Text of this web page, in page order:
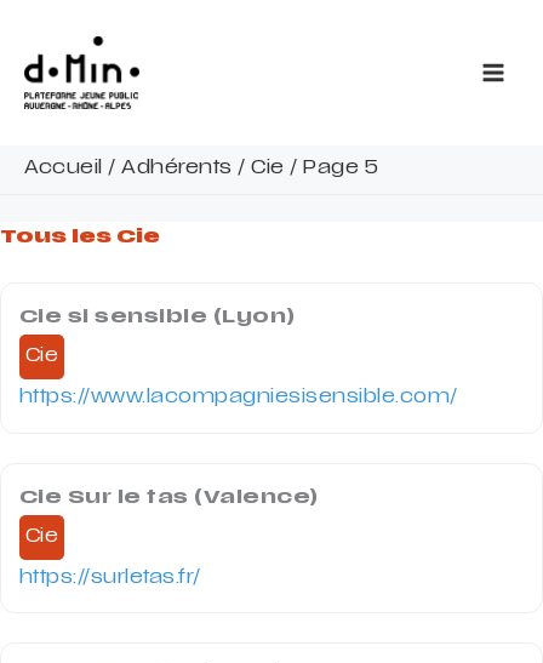
contenu
Accueil / Adhérents / Cie / Page 5
Tous les Cie
Cie si sensible (Lyon)
Cie
https://www.lacompagniesisensible.com/
Cie Sur le tas (Valence)
Cie
https://surletas.fr/